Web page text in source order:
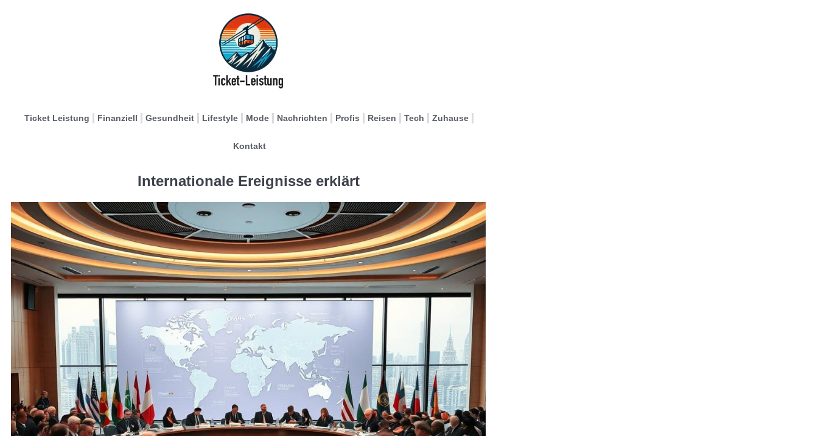
Ticket Leistung Finanziell Gesundheit Lifestyle Mode Nachrichten Profis Reisen Tech Zuhause
Kontakt
Internationale Ereignisse erklärt